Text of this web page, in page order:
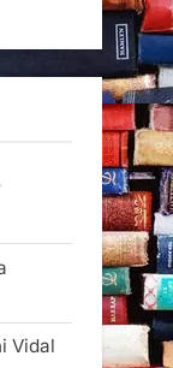
Vidal